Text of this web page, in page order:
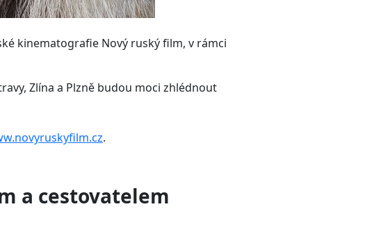
kinematografie Nový ruský film, v rámci
Zlína a Plzně budou moci zhlédnout
.
a cestovatelem